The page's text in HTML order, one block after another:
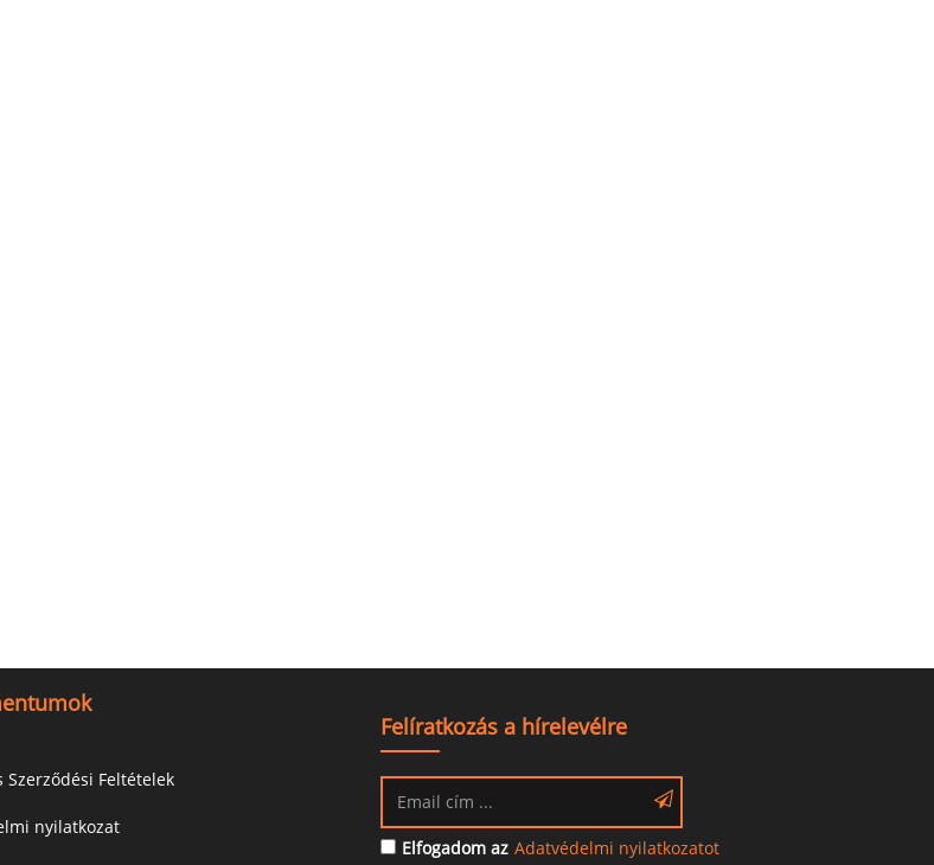
Szerződési Feltételek
nyilatkozat
Felíratkozás a hírelevélre
Elfogadom az Adatvédelmi nyilatkozatot